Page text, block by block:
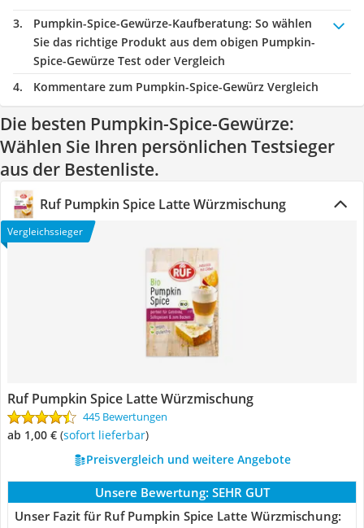
Pumpkin-Spice-Gewürze-Kaufberatung: So wählen
Sie das richtige Produkt aus dem obigen Pumpkin-
Spice-Gewürze Test oder Vergleich
Kommentare zum Pumpkin-Spice-Gewürz Vergleich
Die besten Pumpkin-Spice-Gewürze:
Wählen Sie Ihren persönlichen Testsieger
aus der Bestenliste.
Ruf Pumpkin Spice Latte Würzmischung
Vergleichssieger
Ruf Pumpkin Spice Latte Würzmischung
445 Bewertungen
ab 1,00 € ( Sofort lieferbar)
Preisvergleich und weitere Angebote
Unsere Bewertung: SEHR GUT
Unser Fazit für Ruf Pumpkin Spice Latte Würzmischung: